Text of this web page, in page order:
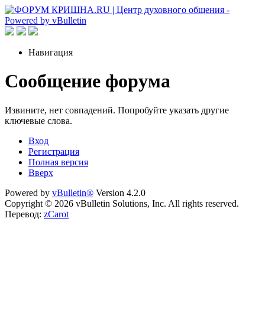
Навигация
Сообщение форума
Извините, нет совпадений. Попробуйте указать другие
ключевые слова.
Вход
Регистрация
Полная версия
Вверх
Powered by vBulletin® Version 4.2.0
Copyright © 2026 vBulletin Solutions, Inc. All rights reserved.
Перевод: zCarot